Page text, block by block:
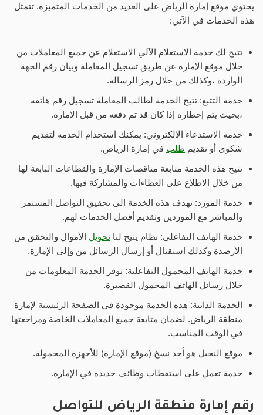
يحتوي موقع إمارة الرياض على العديد من الخدمات المتميزة. تتمثل
هذه الخدمات في الآتي:
تتيح لك خدمة الاستعلام الآلي الاستعلام عن جميع المعاملات من
خلال موقع الإمارة عن طريق تسجيل المعاملة وبيان رقم الجهة
الواردة ،وكذلك من خلال رمز الرسالة.
خدمة التتبع: تتيح الخدمة لطالب المعاملة تسجيل رقم هاتفه
،بحيث يتم إخطاره إذا كان قد تم دفعه من قبل الإمارة.
خدمة الاستدعاء الإلكتروني: يمكنك استخدام الخدمة لتقديم
شكوى أو تقديم طلب في إمارة الرياض.
تتيح هذه الخدمة متابعة مناقصات الإمارة والقطاعات التابعة لها
من خلال الاطلاع على العطاءات والمشاركة فيها.
خدمة المورد: تهدف هذه الخدمة إلى تحقيق التواصل المستمر
والمباشر مع الموردين وتقديم أفضل الخدمات لهم.
خدمة الهاتف التفاعلي: نظام يتيح لنا تحويل الأموال والتحقق من
الأرصدة وكذلك استقبال أو إرسال الرسائل من وإلى الإمارة.
خدمة الهاتف المحمول التفاعلية: توفر الخدمة المعلومات من
خلال رسائل الهاتف المحمول القصيرة.
الخدمة الذاتية: هذه الخدمة موجودة في الصفحة الرئيسية لإمارة
منطقة الرياض. لضمان متابعة جميع المعاملات الخاصة ومراجعتها
في الوقت المناسب.
موقع النخيل هو أحد نسخ (موقع الإمارة) للأجهزة المحمولة.
خدمة تعمل على استقطاب وظائف جديدة في الإمارة.
رقم إمارة منطقة الرياض للتواصل